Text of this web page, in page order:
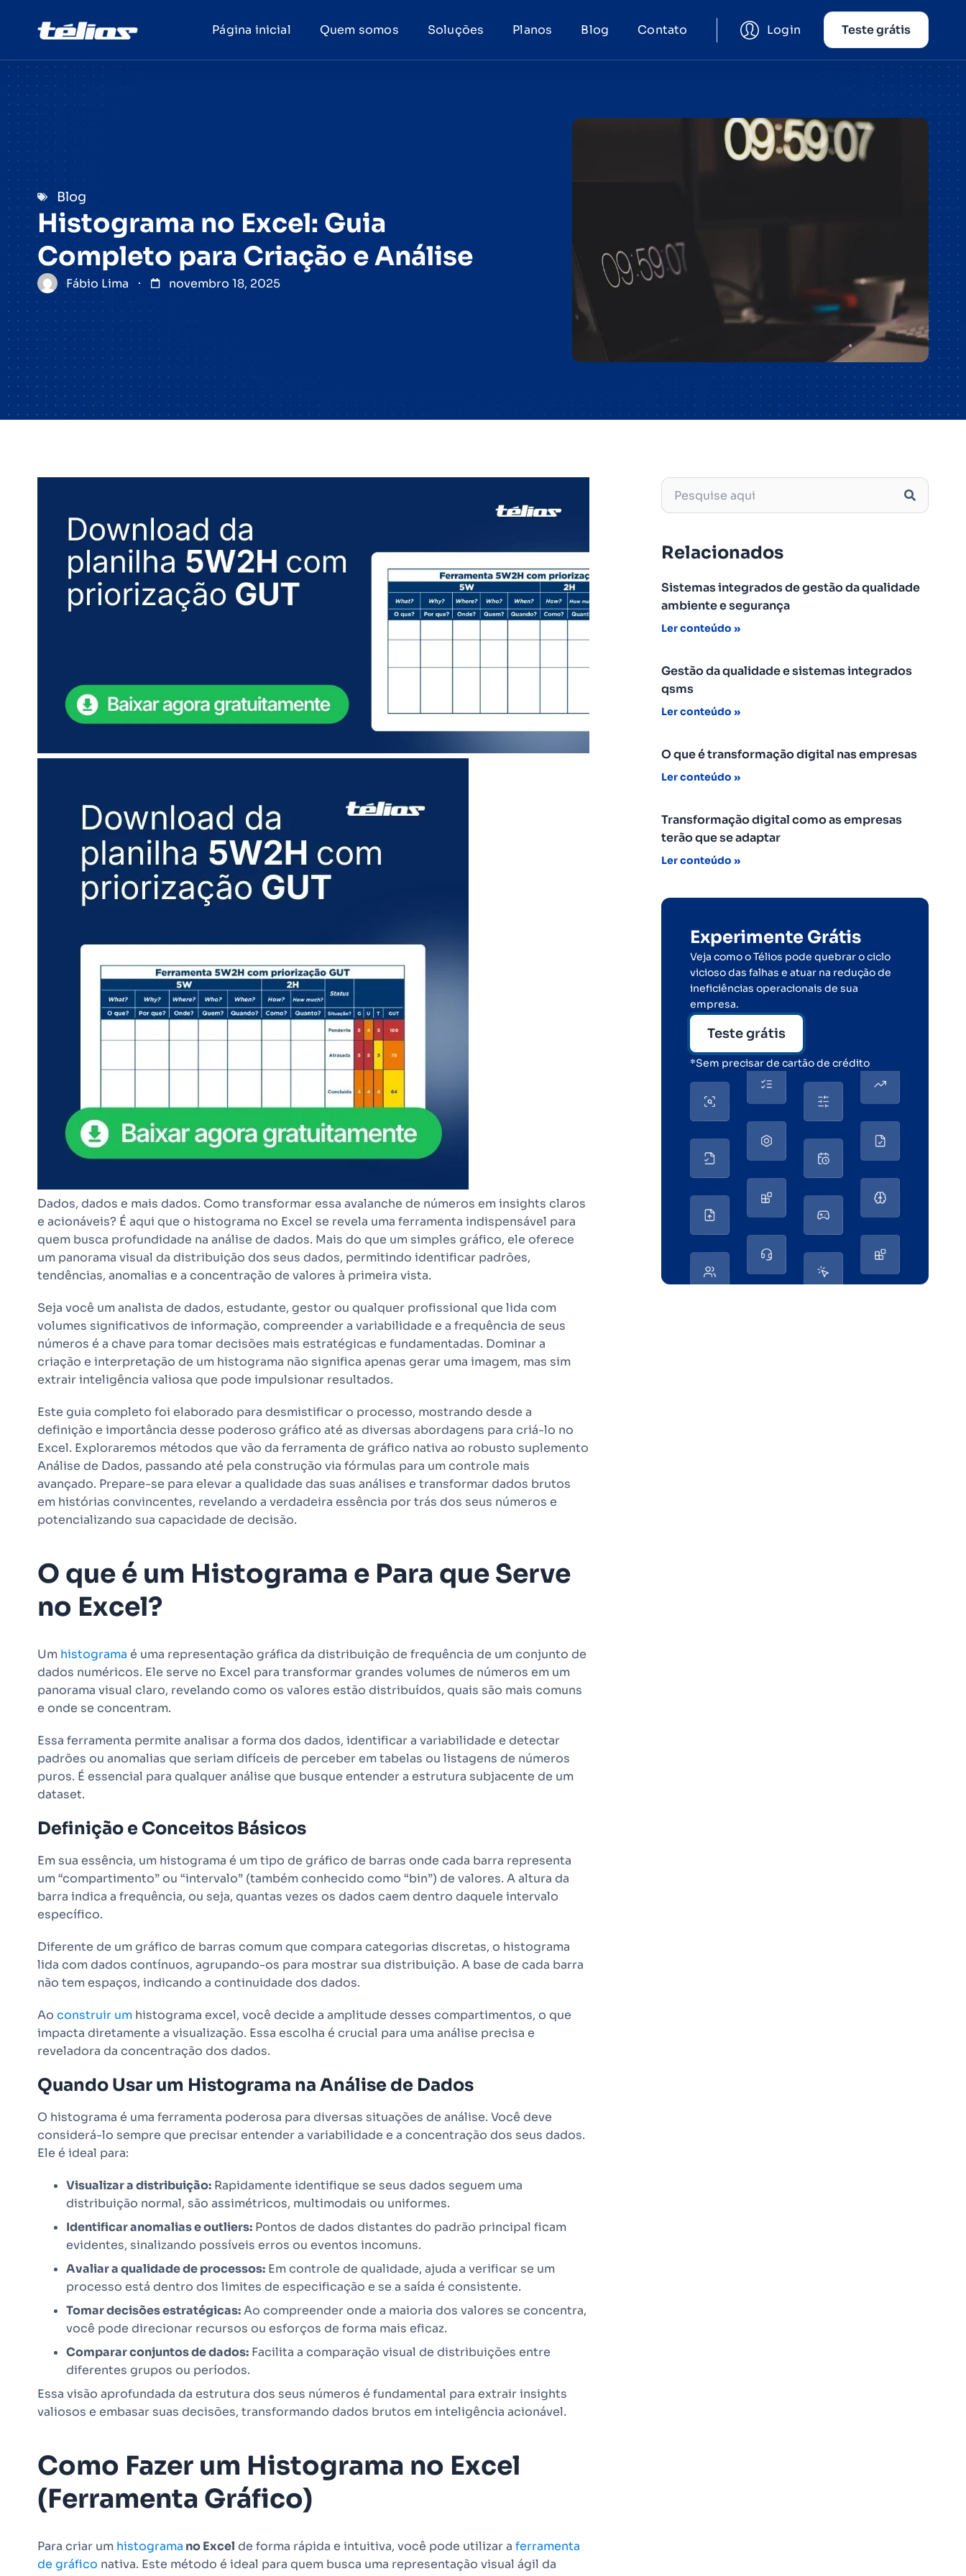
Página inicial Quem somos Soluções Planos Blog Contato Login Teste grátis
Blog
Histograma no Excel: Guia
Completo para Criação e Análise
Fábio Lima novembro 18, 2025
Dados, dados e mais dados. Como transformar essa avalanche de números em insights claros
e acionáveis? É aqui que o histograma no Excel se revela uma ferramenta indispensável para
quem busca profundidade na análise de dados. Mais do que um simples gráfico, ele oferece
um panorama visual da distribuição dos seus dados, permitindo identificar padrões,
tendências, anomalias e a concentração de valores à primeira vista.
Seja você um analista de dados, estudante, gestor ou qualquer profissional que lida com
volumes significativos de informação, compreender a variabilidade e a frequência de seus
números é a chave para tomar decisões mais estratégicas e fundamentadas. Dominar a
criação e interpretação de um histograma não significa apenas gerar uma imagem, mas sim
extrair inteligência valiosa que pode impulsionar resultados.
Este guia completo foi elaborado para desmistificar o processo, mostrando desde a
definição e importância desse poderoso gráfico até as diversas abordagens para criá-lo no
Excel. Exploraremos métodos que vão da ferramenta de gráfico nativa ao robusto suplemento
Análise de Dados, passando até pela construção via fórmulas para um controle mais
avançado. Prepare-se para elevar a qualidade das suas análises e transformar dados brutos
em histórias convincentes, revelando a verdadeira essência por trás dos seus números e
potencializando sua capacidade de decisão.
O que é um Histograma e Para que Serve
no Excel?
Um histograma é uma representação gráfica da distribuição de frequência de um conjunto de
dados numéricos. Ele serve no Excel para transformar grandes volumes de números em um
panorama visual claro, revelando como os valores estão distribuídos, quais são mais comuns
e onde se concentram.
Essa ferramenta permite analisar a forma dos dados, identificar a variabilidade e detectar
padrões ou anomalias que seriam difíceis de perceber em tabelas ou listagens de números
puros. É essencial para qualquer análise que busque entender a estrutura subjacente de um
dataset.
Definição e Conceitos Básicos
Em sua essência, um histograma é um tipo de gráfico de barras onde cada barra representa
um “compartimento” ou “intervalo” (também conhecido como “bin”) de valores. A altura da
barra indica a frequência, ou seja, quantas vezes os dados caem dentro daquele intervalo
específico.
Diferente de um gráfico de barras comum que compara categorias discretas, o histograma
lida com dados contínuos, agrupando-os para mostrar sua distribuição. A base de cada barra
não tem espaços, indicando a continuidade dos dados.
Ao construir um histograma excel, você decide a amplitude desses compartimentos, o que
impacta diretamente a visualização. Essa escolha é crucial para uma análise precisa e
reveladora da concentração dos dados.
Quando Usar um Histograma na Análise de Dados
O histograma é uma ferramenta poderosa para diversas situações de análise. Você deve
considerá-lo sempre que precisar entender a variabilidade e a concentração dos seus dados.
Ele é ideal para:
Visualizar a distribuição: Rapidamente identifique se seus dados seguem uma
distribuição normal, são assimétricos, multimodais ou uniformes.
Identificar anomalias e outliers: Pontos de dados distantes do padrão principal ficam
evidentes, sinalizando possíveis erros ou eventos incomuns.
Avaliar a qualidade de processos: Em controle de qualidade, ajuda a verificar se um
processo está dentro dos limites de especificação e se a saída é consistente.
Tomar decisões estratégicas:Ao compreender onde a maioria dos valores se concentra,
você pode direcionar recursos ou esforços de forma mais eficaz.
Comparar conjuntos de dados: Facilita a comparação visual de distribuições entre
diferentes grupos ou períodos.
Essa visão aprofundada da estrutura dos seus números é fundamental para extrair insights
valiosos e embasar suas decisões, transformando dados brutos em inteligência acionável.
Como Fazer um Histograma no Excel
(Ferramenta Gráfico)
Para criar um histograma no Excel de forma rápida e intuitiva, você pode utilizar a ferramenta
de gráfico nativa. Este método é ideal para quem busca uma representação visual ágil da
Relacionados
Sistemas integrados de gestão da qualidade
ambiente e segurança
Ler conteúdo »
Gestão da qualidade e sistemas integrados
qsms
Ler conteúdo »
O que é transformação digital nas empresas
Ler conteúdo »
Transformação digital como as empresas
terão que se adaptar
Ler conteúdo »
Experimente Grátis
Veja como o Télios pode quebrar o ciclo
vicioso das falhas e atuar na redução de
ineficiências operacionais de sua
empresa.
Teste grátis
*Sem precisar de cartão de crédito